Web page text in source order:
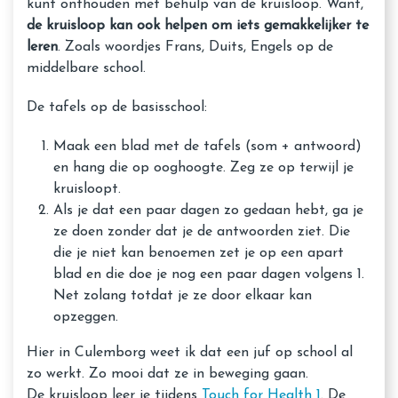
kunt onthouden met behulp van de kruisloop. Want,
de kruisloop kan ook helpen om iets gemakkelijker te
leren. Zoals woordjes Frans, Duits, Engels op de
middelbare school.
De tafels op de basisschool:
Maak een blad met de tafels (som + antwoord)
en hang die op ooghoogte. Zeg ze op terwijl je
kruisloopt.
Als je dat een paar dagen zo gedaan hebt, ga je
ze doen zonder dat je de antwoorden ziet. Die
die je niet kan benoemen zet je op een apart
blad en die doe je nog een paar dagen volgens 1.
Net zolang totdat je ze door elkaar kan
opzeggen.
Hier in Culemborg weet ik dat een juf op school al
zo werkt. Zo mooi dat ze in beweging gaan.